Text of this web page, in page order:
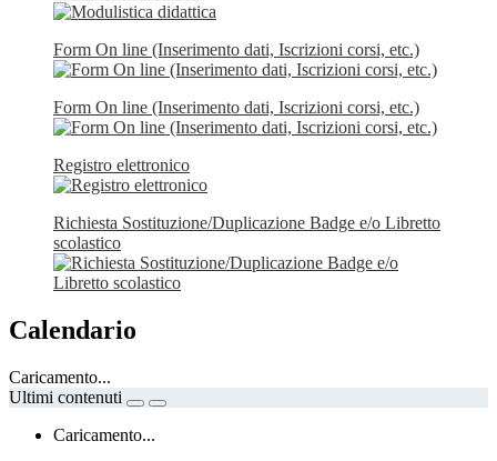
Form On line (Inserimento dati, Iscrizioni corsi, etc.)
Form On line (Inserimento dati, Iscrizioni corsi, etc.)
Registro elettronico
Richiesta Sostituzione/Duplicazione Badge e/o Libretto
scolastico
Calendario
Caricamento...
Ultimi contenuti
Caricamento...